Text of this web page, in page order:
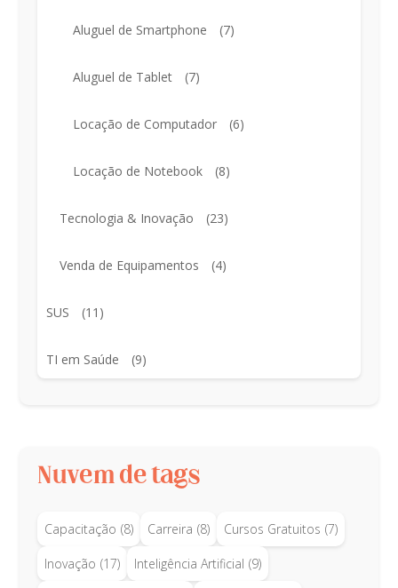
Aluguel de Smartphone (7)
Aluguel de Tablet (7)
Locação de Computador (6)
Locação de Notebook (8)
Tecnologia & Inovação (23)
Venda de Equipamentos (4)
SUS (11)
TI em Saúde (9)
Nuvem de tags
Capacitação (8) Carreira (8) Cursos Gratuitos (7)
Inovação (17) Inteligência Artificial (9)